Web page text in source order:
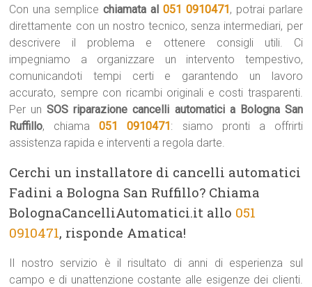
Con una semplicechiamata al 051 0910471, potrai parlare
direttamente con un nostro tecnico, senza intermediari, per
descrivere il problema e ottenere consigli utili. Ci
impegniamo a organizzare un intervento tempestivo,
comunicandoti tempi certi e garantendo un lavoro
accurato, sempre con ricambi originali e costi trasparenti.
Per unSOS riparazione cancelli automatici a Bologna San
Ruffillo, chiama051 0910471: siamo pronti a offrirti
assistenza rapida e interventi a regola darte.
Cerchi un installatore di cancelli automatici
Fadini a Bologna San Ruffillo? Chiama
BolognaCancelliAutomatici.it allo 051
0910471, risponde Amatica!
Il nostro servizio è il risultato di anni di esperienza sul
campo e di unattenzione costante alle esigenze dei clienti.